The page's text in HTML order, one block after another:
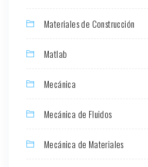
Materiales de Construcción
Matlab
Mecánica
Mecánica de Fluidos
Mecánica de Materiales